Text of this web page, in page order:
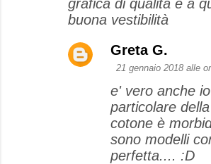
grafica di qualità e a
buona vestibilità
Greta G.
21 gennaio 2018 alle
e' vero anche
particolare
cotone è
sono modelli
perfetta.... :D